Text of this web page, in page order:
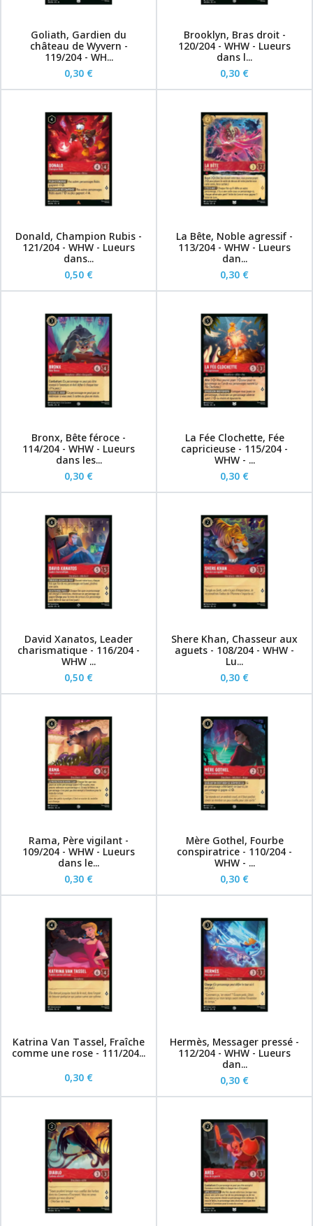
Goliath, Gardien du
château de Wyvern -
119/204 - WH...
0,30 €
Brooklyn, Bras droit -
120/204 - WHW - Lueurs
dans l...
0,30 €
Donald, Champion Rubis -
121/204 - WHW - Lueurs
dans...
0,50 €
La Bête, Noble agressif -
113/204 - WHW - Lueurs
dan...
0,30 €
Bronx, Bête féroce -
114/204 - WHW - Lueurs
dans les...
0,30 €
La Fée Clochette, Fée
capricieuse - 115/204 -
WHW - ...
0,30 €
David Xanatos, Leader
charismatique - 116/204 -
WHW ...
0,50 €
Shere Khan, Chasseur aux
aguets - 108/204 - WHW -
Lu...
0,30 €
Rama, Père vigilant -
109/204 - WHW - Lueurs
dans le...
0,30 €
Mère Gothel, Fourbe
conspiratrice - 110/204 -
WHW - ...
0,30 €
Katrina Van Tassel, Fraîche
comme une rose - 111/204...
0,30 €
Hermès, Messager pressé -
112/204 - WHW - Lueurs
dan...
0,30 €